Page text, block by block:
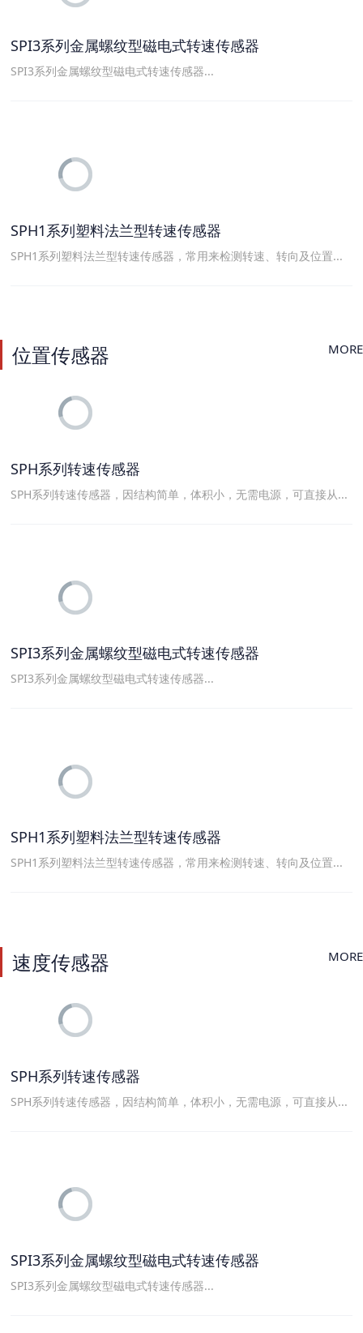
SPI3系列金属螺纹型磁电式转速传感器
SPI3系列金属螺纹型磁电式转速传感器...
SPH1系列塑料法兰型转速传感器
SPH1系列塑料法兰型转速传感器，常用来检测转速、转向及位置...
位置传感器 MORE
SPH系列转速传感器
SPH系列转速传感器，因结构简单，体积小，无需电源，可直接从...
SPI3系列金属螺纹型磁电式转速传感器
SPI3系列金属螺纹型磁电式转速传感器...
SPH1系列塑料法兰型转速传感器
SPH1系列塑料法兰型转速传感器，常用来检测转速、转向及位置...
速度传感器 MORE
SPH系列转速传感器
SPH系列转速传感器，因结构简单，体积小，无需电源，可直接从...
SPI3系列金属螺纹型磁电式转速传感器
SPI3系列金属螺纹型磁电式转速传感器...